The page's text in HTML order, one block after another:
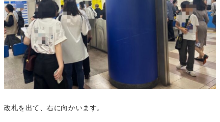
改札を出て、右に向かいます。